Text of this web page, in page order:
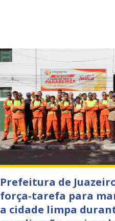
Prefeitura de
força-tarefa para
a cidade limpa